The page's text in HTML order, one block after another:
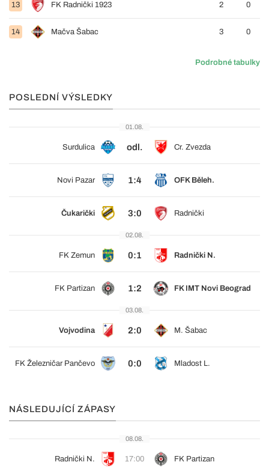
13 FK Radnički 1923 2 0
14 Mačva Šabac 3 0
Podrobné tabulky
POSLEDNÍ VÝSLEDKY
01.08.
Surdulica odl. Cr. Zvezda
Novi Pazar 1:4 OFK Běleh.
Čukarički 3:0 Radnički
02.08.
FK Zemun 0:1 Radnički N.
FK Partizan 1:2 FK IMT Novi Beograd
03.08.
Vojvodina 2:0 M. Šabac
FK Železničar Pančevo 0:0 Mladost L.
NÁSLEDUJÍCÍ ZÁPASY
08.08.
Radnički N. 17:00 FK Partizan